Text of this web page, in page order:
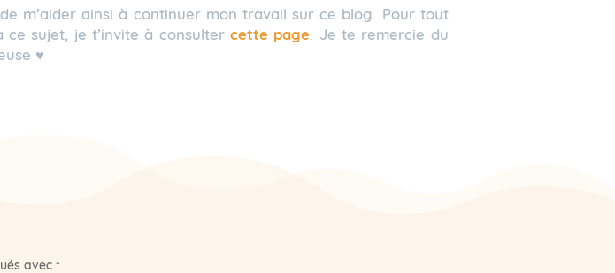
m’aider ainsi à continuer mon travail sur ce blog. Pour tout
ce sujet, je t’invite à consultercette page. Je te remercie du
♥
avec*